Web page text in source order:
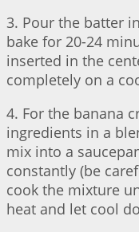
3. Pour the batter
bake for 20-24
inserted in the
completely on a
4. For the banana
ingredients in a
mix into a
constantly (be
cook the mixture
heat and let cool